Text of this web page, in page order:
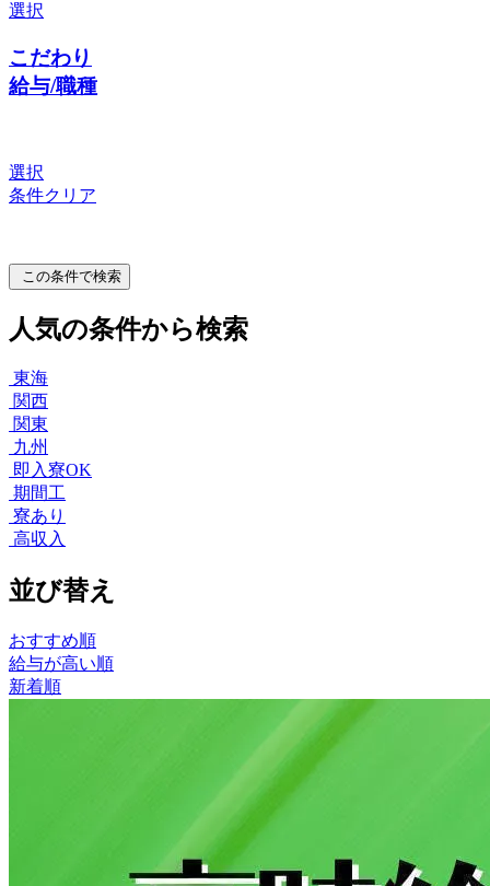
選択
こだわり
給与/職種
選択
条件クリア
この条件で検索
人気の条件から検索
東海
関西
関東
九州
即入寮OK
期間工
寮あり
高収入
並び替え
おすすめ順
給与が高い順
新着順